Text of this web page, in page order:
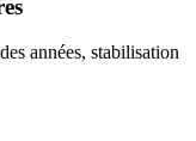
années, stabilisation